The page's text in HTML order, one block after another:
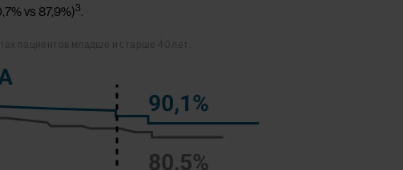
vs 87,9%)3.
пациентов младше и старше 40 лет.